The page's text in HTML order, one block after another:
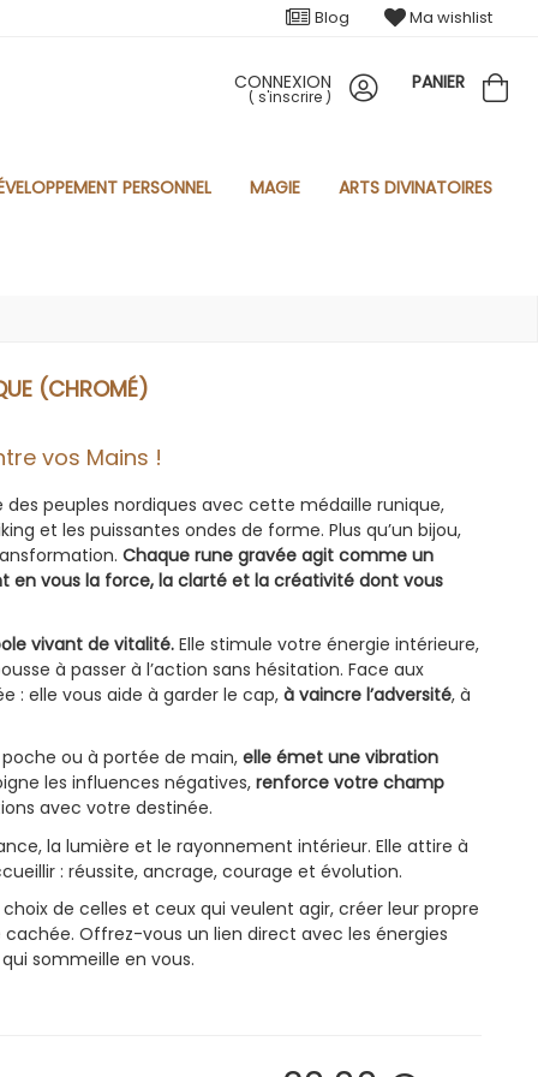
CONNEXION
( s'inscrire )
PANIER
PERSONNEL MAGIE ARTS DIVINATOIRES
(CHROMÉ)
vos Mains !
des peuples nordiques avec cette médaille runique,
et les puissantes ondes de forme. Plus qu’un bijou,
Chaque rune gravée agit comme un
en vous la force, la clarté et la créativité dont vous
vivant de vitalité.Elle stimule votre énergie intérieure,
à passer à l’action sans hésitation. Face aux
: elle vous aide à garder le cap,à vaincre l’adversité, à
ou à portée de main, elle émet une vibration
les influences négatives, renforce votre champ
avec votre destinée.
la lumière et le rayonnement intérieur. Elle attire à
: réussite, ancrage, courage et évolution.
de celles et ceux qui veulent agir, créer leur propre
Offrez-vous un lien direct avec les énergies
sommeille en vous.
Blog Ma wishlist